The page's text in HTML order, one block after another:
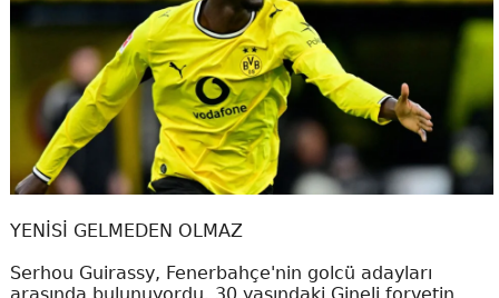
YENİSİ GELMEDEN OLMAZ
Serhou Guirassy, Fenerbahçe'nin golcü adayları
arasında bulunuyordu. 30 yaşındaki Gineli forvetin